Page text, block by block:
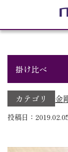
掛け比べ
カテゴリ 金
投稿日：